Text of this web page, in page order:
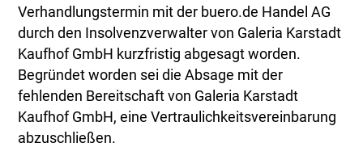
Verhandlungstermin mit der buero.de Handel AG
durch den Insolvenzverwalter von Galeria Karstadt
Kaufhof GmbH kurzfristig abgesagt worden.
Begründet worden sei die Absage mit der
fehlenden Bereitschaft von Galeria Karstadt
Kaufhof GmbH, eine Vertraulichkeitsvereinbarung
abzuschließen.